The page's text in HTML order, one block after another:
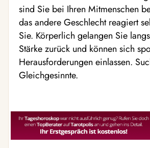
sind Sie bei Ihren Mitmenschen
das andere Geschlecht reagiert
Sie. Körperlich gelangen Sie
Stärke zurück und können sich
Herausforderungen einlassen.
Gleichgesinnte.